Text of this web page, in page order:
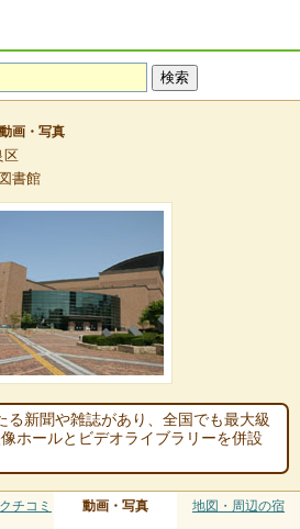
動画・写真
区
書館
る新聞や雑誌があり、全国でも最大級
ホールとビデオライブラリーを併設
チコミ 動画・写真 地図・周辺の宿